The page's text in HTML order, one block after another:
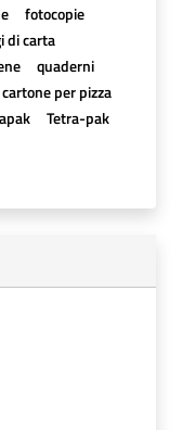
fotocopie
di carta
quaderni
per pizza
Tetra-pak